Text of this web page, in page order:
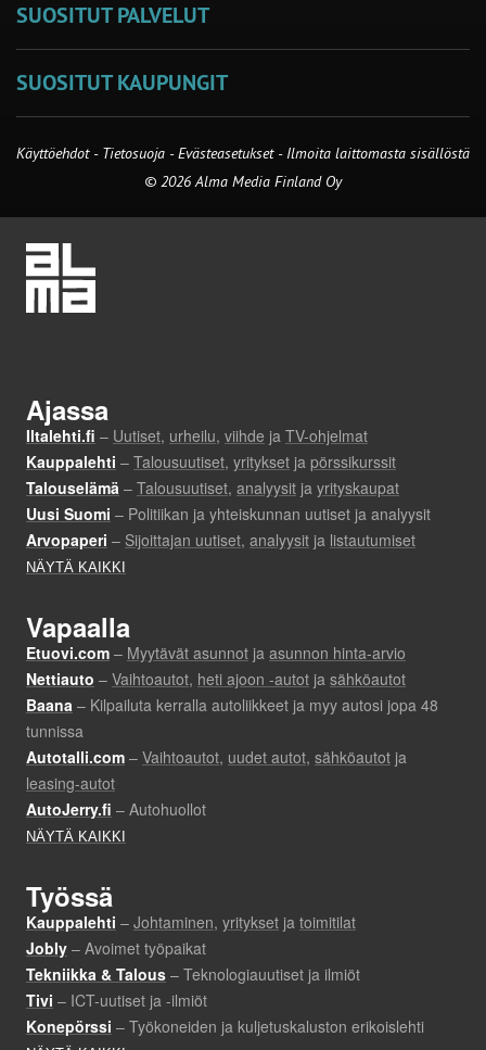
SUOSITUT PALVELUT
SUOSITUT KAUPUNGIT
Käyttöehdot - Tietosuoja -Evästeasetukset- Ilmoita laittomasta sisällöstä
© 2026 Alma Media Finland Oy